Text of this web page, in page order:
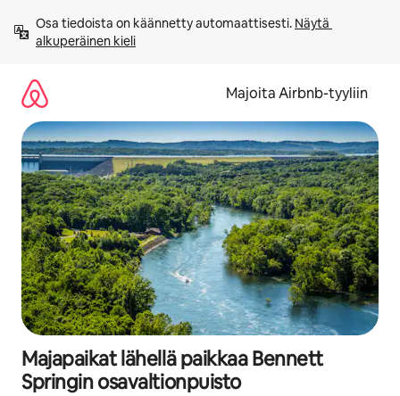
sisältö
väliin
Osa tiedoista on käännetty automaattisesti. Näytä
alkuperäinen kieli
Majoita Airbnb-tyyliin
Majapaikat lähellä paikkaa Bennett
Springin osavaltionpuisto